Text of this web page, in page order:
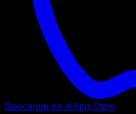
Descargar en el App Store